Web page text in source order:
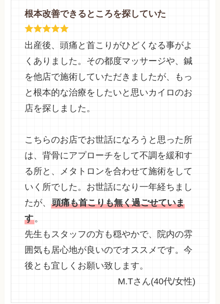
根本改善できるところを探していた
出産後、頭痛と首こりがひどくなる事がよ
くありました。その都度マッサージや、鍼
を他店で施術していただきましたが、もっ
と根本的な治療をしたいと思いカイロのお
店を探しました。
こちらのお店でお世話になろうと思った所
は、背骨にアプローチをして不調を緩和す
る所と、メタトロンを合わせて施術をして
いく所でした。お世話になり一年経ちまし
たが、頭痛も首こりも無く過ごせていま
す。
先生もスタッフの方も穏やかで、院内の雰
囲気も居心地が良いのでオススメです。今
後とも宜しくお願い致します。
M.Tさん(40代/女性)